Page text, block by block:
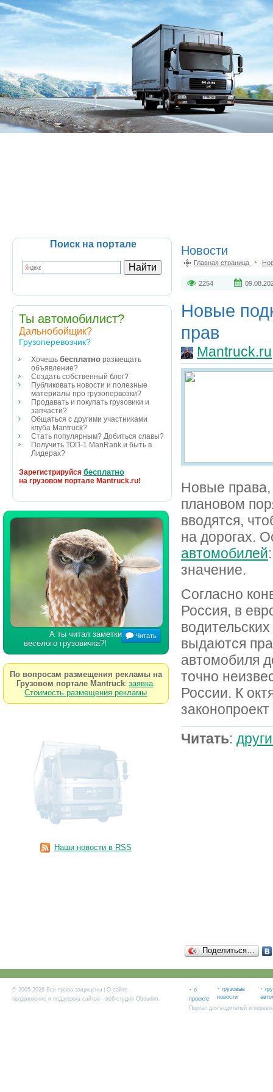
Поиск на портале
Ты автомобилист?
Дальнобойщик?
Грузоперевозчик?
Хочешь бесплатно размещать
объявление?
Создать собственный блог?
Публиковать новости и полезные
материалы про грузопервозки?
Продавать и покупать грузовики и
запчасти?
Общаться с другими участниками
клуба Mantruck?
Стать популярным? Добиться славы?
Получить ТОП-1 ManRank и быть в
Лидерах?
Зарегистрируйся бесплатно
на грузовом портале Mantruck.ru!
А ты читал заметки
веселого грузовичка?!
Читать
По вопросам размещения рекламы на
Грузовом портале Mantruck:заявка
Стоимость размещения рекламы
Наши новости в RSS
Новости
Главная страница
2254
Новые
прав
Mantruck.ru
Новые права,
плановом
вводятся,
на дорогах.
автомобилей
значение.
Согласно
Россия, в
выдаются
автомобиля
точно
России. К
Читать:
Поделиться…
© 2005-2026 Все права защищены | О сайте.
продвижение и поддержка сайтов - веб-студия Obsudim.
· о
проекте
· грузовые
новости
·
Портал для водителей и